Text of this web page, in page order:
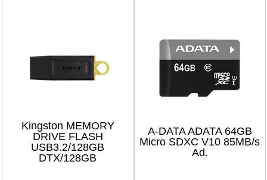
Kingston MEMORY
DRIVE FLASH
USB3.2/128GB
DTX/128GB
A-DATA ADATA 64GB
Micro SDXC V10 85MB/s
Ad.